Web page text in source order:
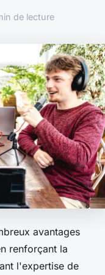
de lecture
avantages
renforçant la
l'expertise de